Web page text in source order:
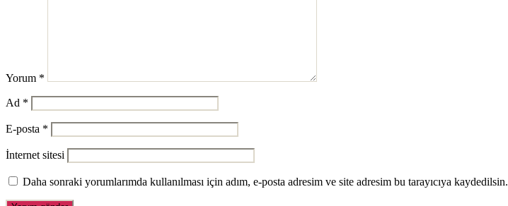
Yorum *
Ad *
E-posta *
İnternet sitesi
Daha sonraki yorumlarımda kullanılması için adım, e-posta adresim ve site adresim bu tarayıcıya kaydedilsin.